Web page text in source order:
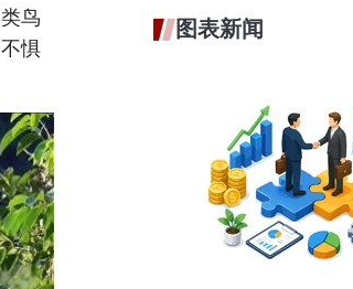
鸟
惧
图表新闻